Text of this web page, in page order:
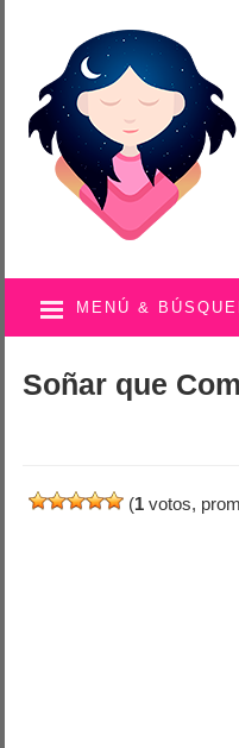
MENÚ &
Soñar que
(1 votos,